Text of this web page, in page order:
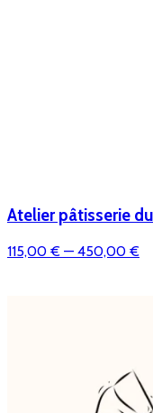
Atelier pâtisserie
115,00 € — 450,00 €